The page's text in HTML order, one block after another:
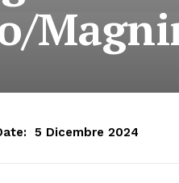
5 Dicembre 2024